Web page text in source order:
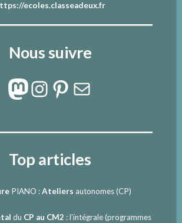
ecoles.classeadeux.fr
Nous suivre
Mastodon
Instagram
Pinterest
E-mail
Top articles
PIANO :Ateliers autonomes (CP)
du CP au CM2 : l’intégrale (programmes